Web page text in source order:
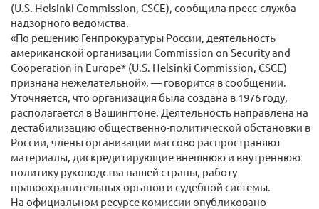
(U.S. Helsinki Commission, CSCE), сообщила пресс-служба
надзорного ведомства.
«По решению Генпрокуратуры России, деятельность
американской организации Commission on Security and
Cooperation in Europe* (U.S. Helsinki Commission, CSCE)
признана нежелательной», — говорится в сообщении.
Уточняется, что организация была создана в 1976 году,
располагается в Вашингтоне. Деятельность направлена на
дестабилизацию общественно-политической обстановки в
России, члены организации массово распространяют
материалы, дискредитирующие внешнюю и внутреннюю
политику руководства нашей страны, работу
правоохранительных органов и судебной системы.
На официальном ресурсе комиссии опубликовано